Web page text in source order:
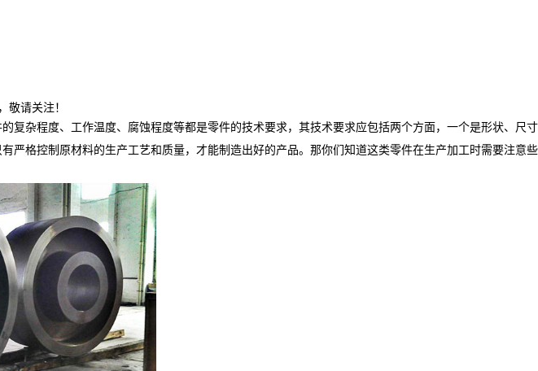
请关注！
复杂程度、工作温度、腐蚀程度等都是零件的技术要求，其技术要求应包括两个方面，一个是形状、尺寸
格控制原材料的生产工艺和质量，才能制造出好的产品。那你们知道这类零件在生产加工时需要注意些